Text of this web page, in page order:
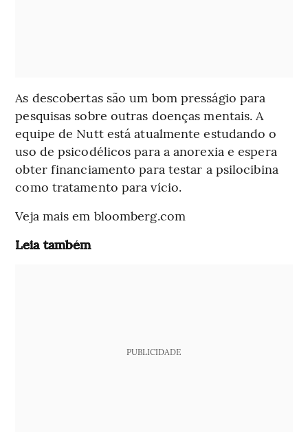
As descobertas são um bom presságio para
pesquisas sobre outras doenças mentais. A
equipe de Nutt está atualmente estudando o
uso de psicodélicos para a anorexia e espera
obter financiamento para testar a psilocibina
como tratamento para vício.
Veja mais em bloomberg.com
Leia também
PUBLICIDADE